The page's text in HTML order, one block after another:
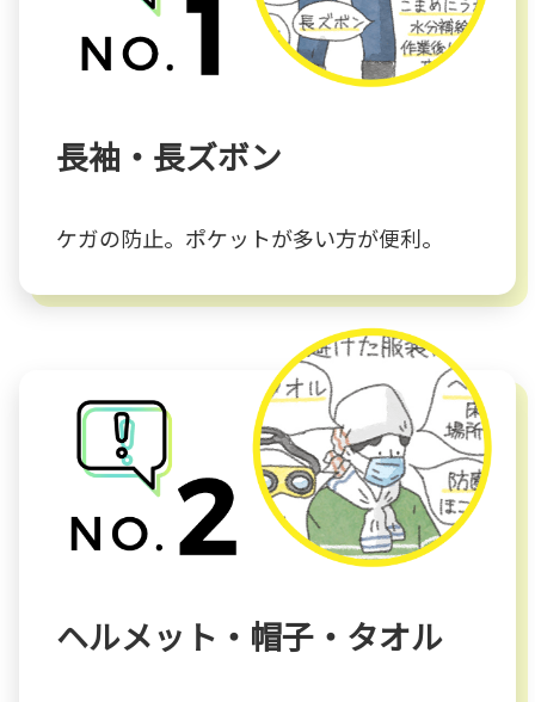
長袖・長ズボン
ケガの防止。ポケットが多い方が便利。
ヘルメット・帽子・タオル